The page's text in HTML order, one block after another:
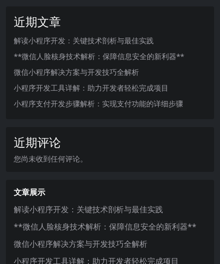
近期文章
解读小程序开发：关键技术剖析与最佳实践
**微信人脸核身技术解析：保障信息安全的新利器**
微信小程序解决方案与开发技巧全解析
小程序开发工具详解：助力开发者轻松完成项目
小程序支付开发步骤解析：实现支付功能的详细步骤
近期评论
您尚未收到任何评论。
文章展示
解读小程序开发：关键技术剖析与最佳实践
**微信人脸核身技术解析：保障信息安全的新利器**
微信小程序解决方案与开发技巧全解析
小程序开发工具详解：助力开发者轻松完成项目